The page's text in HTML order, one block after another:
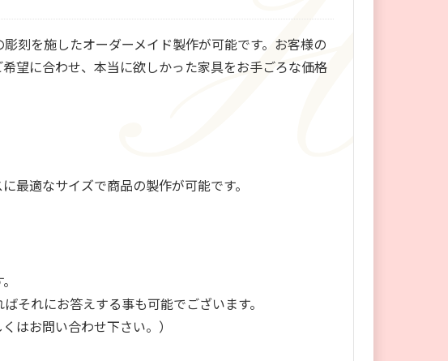
刻を施したオーダーメイド製作が可能です。お客様の
望に合わせ、本当に欲しかった家具をお手ごろな価格
最適なサイズで商品の製作が可能です。
それにお答えする事も可能でございます。
はお問い合わせ下さい。）